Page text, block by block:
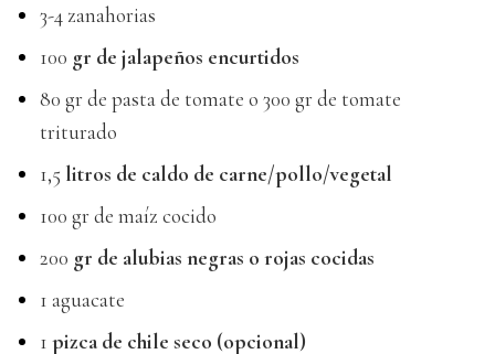
3-4 zanahorias
100 gr de jalapeños encurtidos
80 gr de pasta de tomate o 300 gr de tomate
triturado
1,5 litros de caldo de carne/pollo/vegetal
100 gr de maíz cocido
200 gr de alubias negras o rojas cocidas
1 aguacate
1 pizca de chile seco (opcional)